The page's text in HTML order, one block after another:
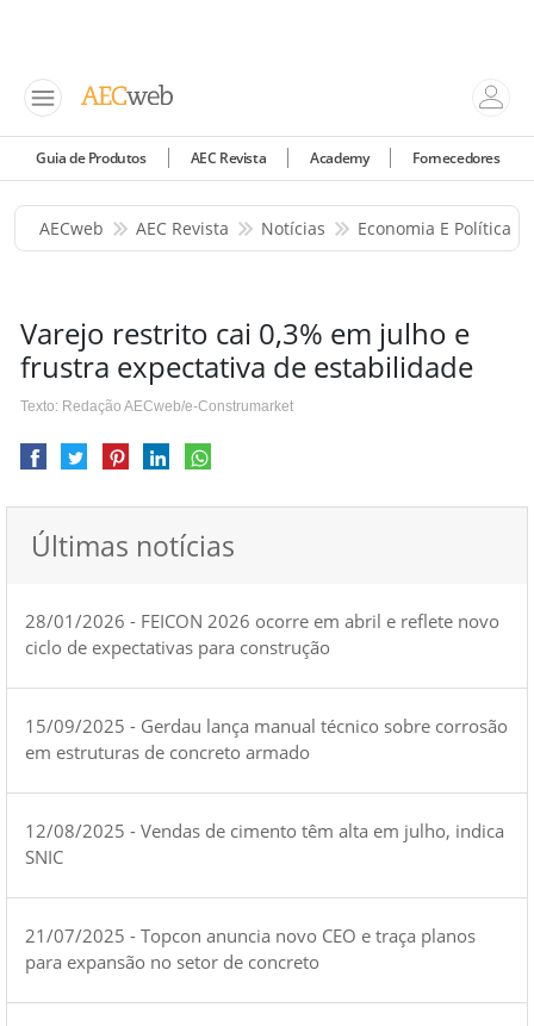
Guia de Produtos AEC Revista Academy Fornecedores
AECweb AEC Revista Notícias Economia E Política
Varejo restrito cai 0,3% em julho e
frustra expectativa de estabilidade
Texto: Redação AECweb/e-Construmarket
Últimas notícias
28/01/2026 - FEICON 2026 ocorre em abril e reflete novo
ciclo de expectativas para construção
15/09/2025 - Gerdau lança manual técnico sobre corrosão
em estruturas de concreto armado
12/08/2025 - Vendas de cimento têm alta em julho, indica
SNIC
21/07/2025 - Topcon anuncia novo CEO e traça planos
para expansão no setor de concreto